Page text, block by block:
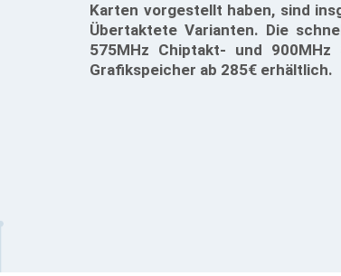
Karten vorgestellt haben, sind
Übertaktete Varianten. Die
575MHz Chiptakt- und
Grafikspeicher ab 285€ erhältlich.